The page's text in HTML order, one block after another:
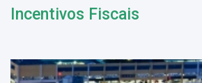
Incentivos Fiscais